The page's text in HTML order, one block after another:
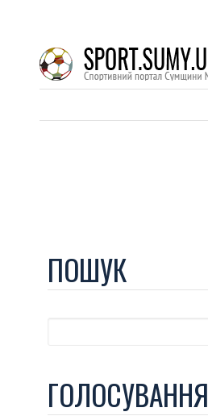
ПОШУК
ГОЛОСУВАННЯ